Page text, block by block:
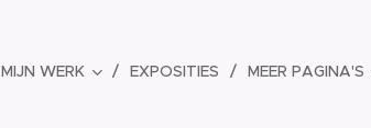
MIJN WERK EXPOSITIES MEER PAGINA'S